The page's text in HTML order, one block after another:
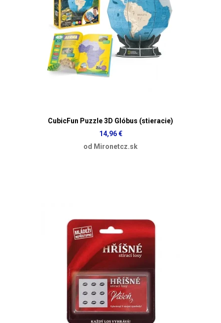
CubicFun Puzzle 3D Glóbus (stieracie)
14,96 €
od Mironetcz.sk